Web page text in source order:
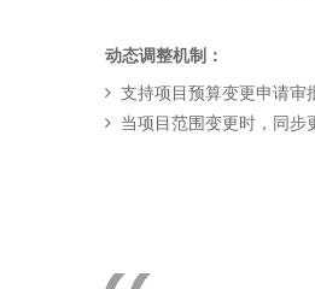
动态调整机制：
支持项目预算变更申请审
当项目范围变更时，同步